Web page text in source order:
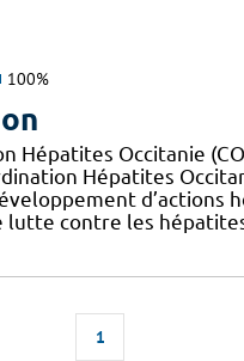
100%
Hépatites Occitanie
Hépatites
d’actions
lutte contre les
1